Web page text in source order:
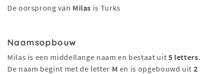
De oorsprong van Milas is Turks
Naamsopbouw
Milas is een middellange naam en bestaat uit 5 letters.
De naam begint met de letter M en is opgebouwd uit 2